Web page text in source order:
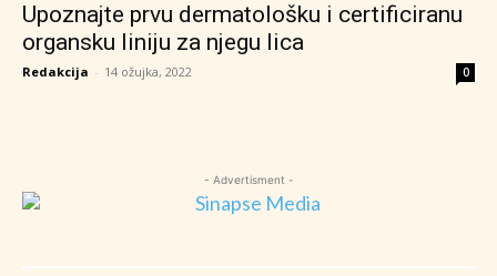
Upoznajte prvu dermatološku i certificiranu
organsku liniju za njegu lica
Redakcija - 14 ožujka, 2022 0
- Advertisment -